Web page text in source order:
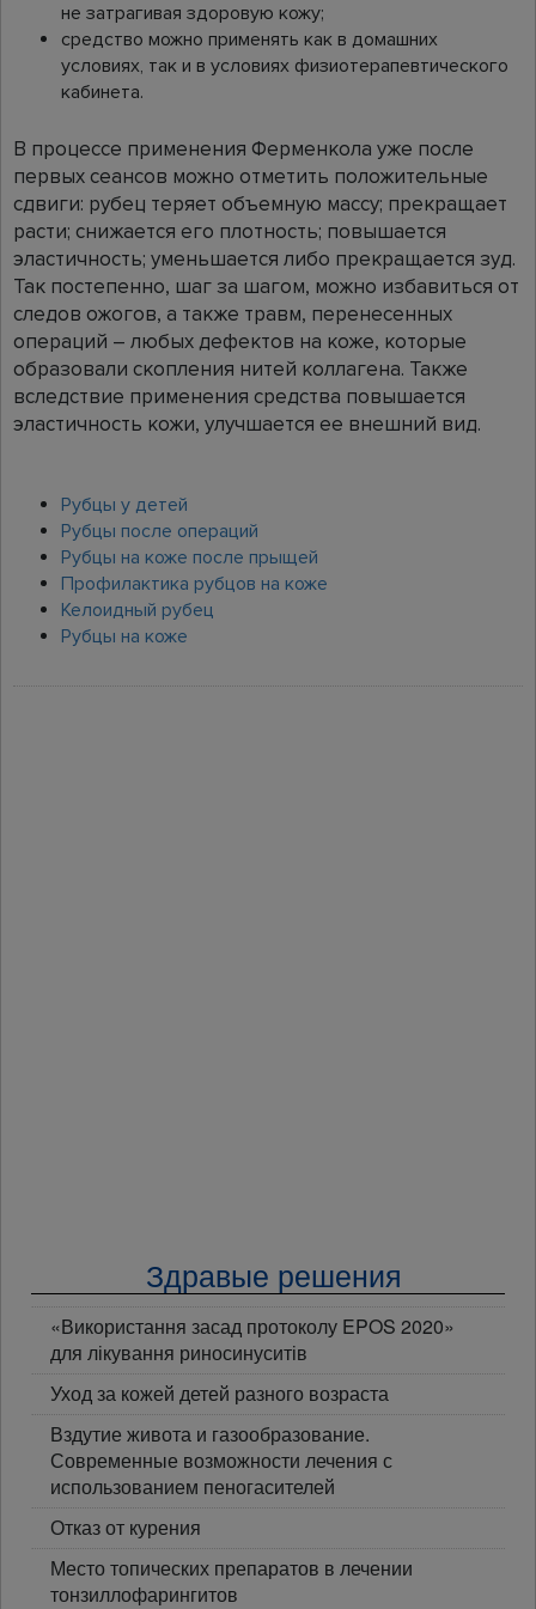
не затрагивая здоровую кожу;
средство можно применять как в домашних
условиях, так и в условиях физиотерапевтического
кабинета.
В процессе применения Ферменкола уже после
первых сеансов можно отметить положительные
сдвиги: рубец теряет объемную массу; прекращает
расти; снижается его плотность; повышается
эластичность; уменьшается либо прекращается зуд.
Так постепенно, шаг за шагом, можно избавиться от
следов ожогов, а также травм, перенесенных
операций – любых дефектов на коже, которые
образовали скопления нитей коллагена. Также
вследствие применения средства повышается
эластичность кожи, улучшается ее внешний вид.
Рубцы у детей
Рубцы после операций
Рубцы на коже после прыщей
Профилактика рубцов на коже
Келоидный рубец
Рубцы на коже
Здравые решения
«Використання засад протоколу EPOS 2020»
для лікування риносинуситів
Уход за кожей детей разного возраста
Вздутие живота и газообразование.
Современные возможности лечения с
использованием пеногасителей
Отказ от курения
Место топических препаратов в лечении
тонзиллофарингитов